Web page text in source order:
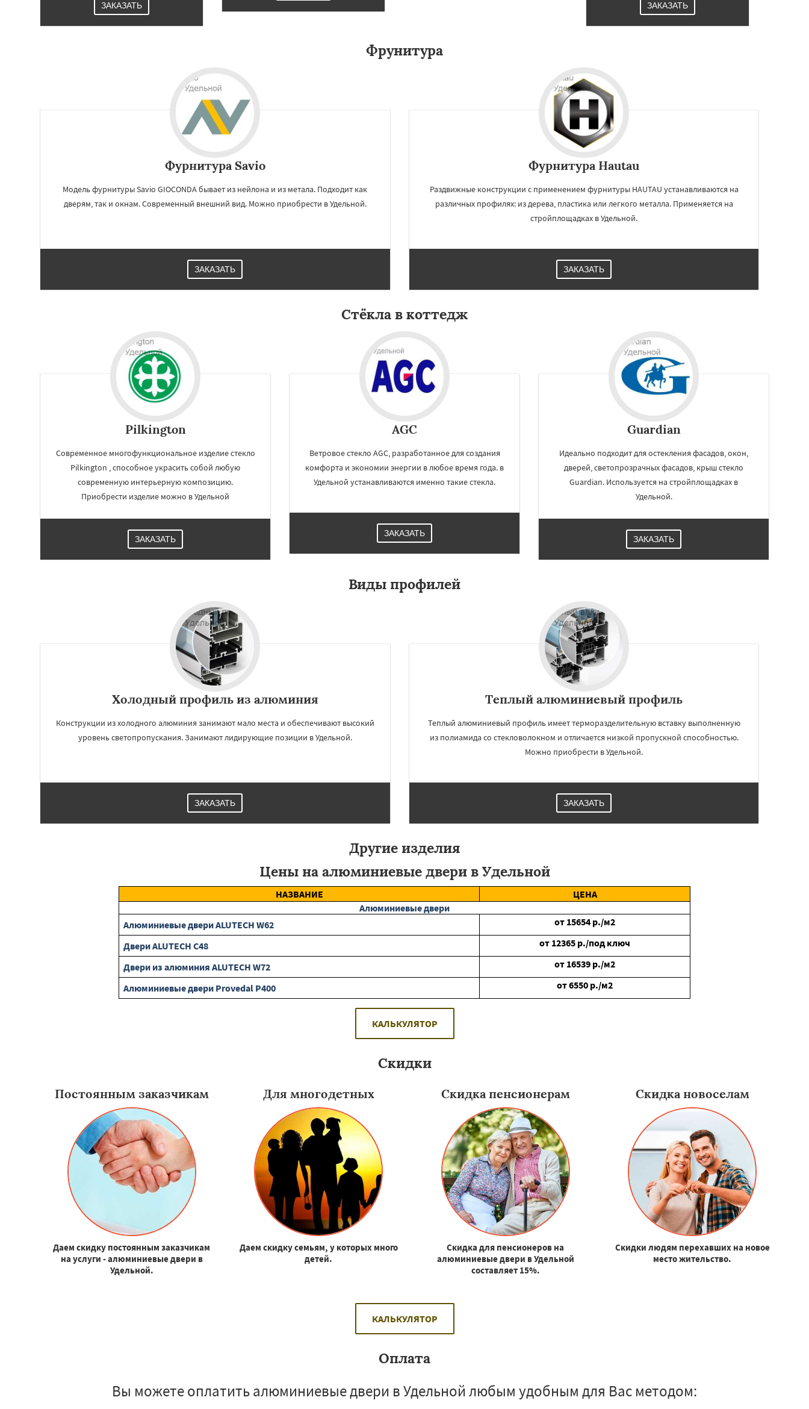
регионам
Фосфоритный
Черкизово Черусти Шаховская
ЗАКАЗАТЬ ЗАКАЗАТЬ
Фрунитура
Фурнитура Savio
Модель фурнитуры Savio GIOCONDA бывает из нейлона и из метала. Подходит как
дверям, так и окнам. Современный внешний вид. Можно приобрести в Удельной.
ЗАКАЗАТЬ
Фурнитура Hautau
Раздвижные конструкции с применением фурнитуры HAUTAU устанавливаются на
различных профилях: из дерева, пластика или легкого металла. Применяется на
стройплощадках в Удельной.
ЗАКАЗАТЬ
Стёкла в коттедж
Pilkington
Современное многофункциональное изделие стекло
Pilkington , способное украсить собой любую
современную интерьерную композицию.
Приобрести изделие можно в Удельной
ЗАКАЗАТЬ
AGC
Ветровое стекло AGC, разработанное для создания
комфорта и экономии энергии в любое время года. в
Удельной устанавливаются именно такие стекла.
ЗАКАЗАТЬ
Guardian
Идеально подходит для остекления фасадов, окон,
дверей, светопрозрачных фасадов, крыш стекло
Guardian. Используется на стройплощадках в
Удельной.
ЗАКАЗАТЬ
Виды профилей
Холодный профиль из алюминия
Конструкции из холодного алюминия занимают мало места и обеспечивают высокий
уровень светопропускания. Занимают лидирующие позиции в Удельной.
ЗАКАЗАТЬ
Теплый алюминиевый профиль
Теплый алюминиевый профиль имеет терморазделительную вставку выполненную
из полиамида со стекловолокном и отличается низкой пропускной способностью.
Можно приобрести в Удельной.
ЗАКАЗАТЬ
Другие изделия
Цены на алюминиевые двери в Удельной
НАЗВАНИЕ
ЦЕНА
Алюминиевые двери
Алюминиевые двери ALUTECH W62
от 15654 р./м2
Двери ALUTECH С48
от 12365 р./под ключ
Двери из алюминия ALUTECH W72
от 16539 р./м2
Алюминиевые двери Provedal P400
от6550 р./м2
КАЛЬКУЛЯТОР
Скидки
Постоянным заказчикам
Даем скидку постоянным заказчикам
на услуги - алюминиевые двери в
Удельной.
Для многодетных
Даем скидку семьям, у которых много
детей.
Скидка пенсионерам
Скидка для пенсионеров на
алюминиевые двери в Удельной
составляет 15%.
Скидка новоселам
Скидки людям перехавших на новое
место жительство.
КАЛЬКУЛЯТОР
Оплата
Вы можете оплатить алюминиевые двери в Удельной любым удобным для Вас методом: